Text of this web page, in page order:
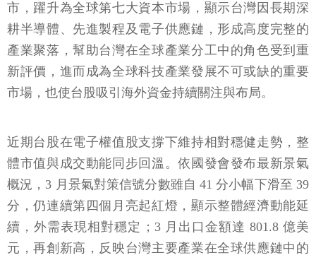
市，躍升為全球第七大資本市場，顯示台灣因長期深
耕半導體、先進製程及電子供應鏈，形成高度完整的
產業聚落，幫助台灣在全球產業分工中的角色受到重
新評價，進而成為全球科技產業發展不可或缺的重要
市場，也使台股吸引海外資金持續關注與布局。
近期台股在電子權值股支撐下維持相對穩健走勢，整
體市值與成交動能同步回溫。依國發會發布最新景氣
概況，3 月景氣對策信號分數雖自 41 分小幅下滑至 39
分，仍連續第四個月亮起紅燈，顯示整體經濟動能延
續，外需表現相對穩定；3 月出口金額達 801.8 億美
元，再創新高，反映台灣主要產業在全球供應鏈中的